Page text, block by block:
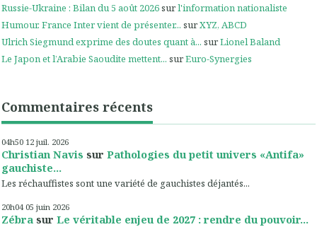
Russie-Ukraine : Bilan du 5 août 2026surl'information nationaliste
Humour. France Inter vient de présenter... surXYZ, ABCD
Ulrich Siegmund exprime des doutes quant à... surLionel Baland
Le Japon et l’Arabie Saoudite mettent... surEuro-Synergies
Commentaires récents
04h50 12 juil. 2026
Christian Navis sur Pathologies du petit univers «Antifa»
gauchiste...
Les réchauffistes sont une variété de gauchistes déjantés...
20h04 05 juin 2026
Zébra sur Le véritable enjeu de 2027 : rendre du pouvoir...